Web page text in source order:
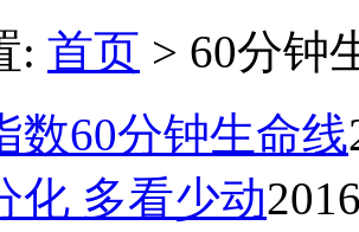
: 首页 > 60分钟
数60分钟生命线
化 多看少动